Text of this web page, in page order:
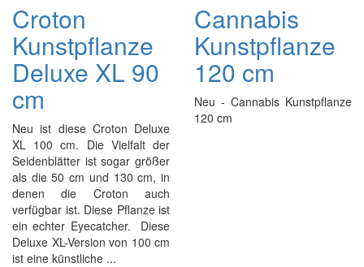
Croton
Kunstpflanze
Deluxe XL 90
cm
Neu ist diese Croton Deluxe
XL 100 cm. Die Vielfalt der
Seidenblätter ist sogar größer
als die 50 cm und 130 cm, in
denen die Croton auch
verfügbar ist. Diese Pflanze ist
ein echter Eyecatcher. Diese
Deluxe XL-Version von 100 cm
ist eine künstliche ...
Cannabis
Kunstpflanze
120 cm
Neu - Cannabis Kunstpflanze
120 cm